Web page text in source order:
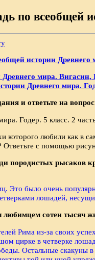
по всеобщей
истории Древнего
мира. Вигасин,
Древнего мира.
и ответьте на
любили как в
Ответьте с помощью
по­родистых
Это было очень
лошадей,
сотен тысяч
Рима из-за своих
цирке в четверке
Остальные